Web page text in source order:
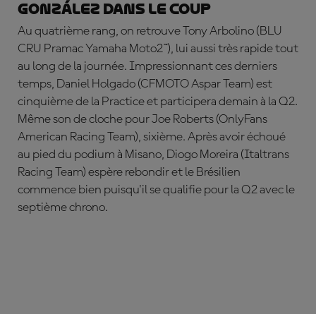
González dans le coup
Au quatrième rang, on retrouveTony Arbolino (BLU
CRU Pramac Yamaha Moto2™), lui aussi très rapide tout
au long de la journée. Impressionnant ces derniers
temps, Daniel Holgado (CFMOTO Aspar Team) est
cinquième de la Practice et participera demain à la Q2.
Même son de cloche pour Joe Roberts (OnlyFans
American Racing Team), sixième. Après avoir échoué
au pied du podium à Misano, Diogo Moreira (Italtrans
Racing Team) espère rebondir et le Brésilien
commence bien puisqu'il se qualifie pour la Q2 avec le
septième chrono.